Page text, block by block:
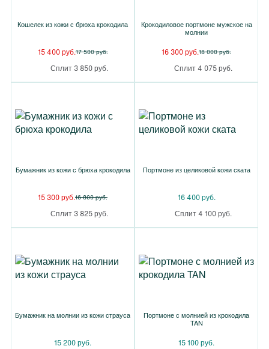
Кошелек из кожи с брюха крокодила
15 400 руб.17 500 руб.
Сплит 3 850 руб.
Крокодиловое портмоне мужское на
молнии
16 300 руб.18 000 руб.
Сплит 4 075 руб.
Бумажник из кожи с брюха крокодила
15 300 руб.16 800 руб.
Сплит 3 825 руб.
Портмоне из целиковой кожи ската
16 400 руб.
Сплит 4 100 руб.
Бумажник на молнии из кожи страуса
15 200 руб.
Портмоне с молнией из крокодила
TAN
15 100 руб.